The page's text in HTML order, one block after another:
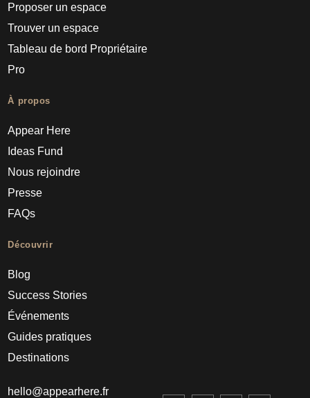
Proposer un espace
Trouver un espace
Tableau de bord Propriétaire
Pro
À propos
Appear Here
Ideas Fund
Nous rejoindre
Presse
FAQs
Découvrir
Blog
Success Stories
Événements
Guides pratiques
Destinations
hello@appearhere.fr